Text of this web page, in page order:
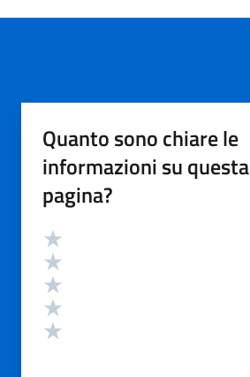
Quanto sono chiare le
informazioni su questa
pagina?
Valutazione